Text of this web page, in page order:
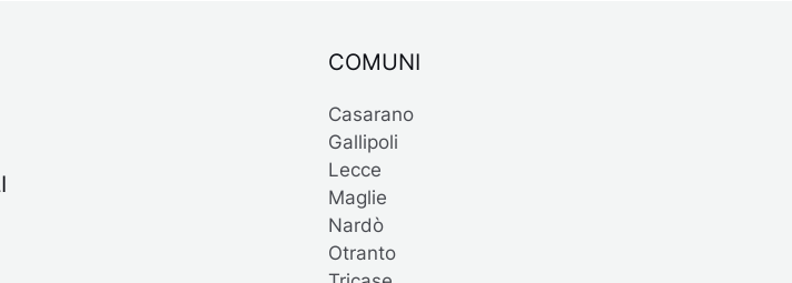
COMUNI
Casarano
Gallipoli
Lecce
Maglie
Nardò
Otranto